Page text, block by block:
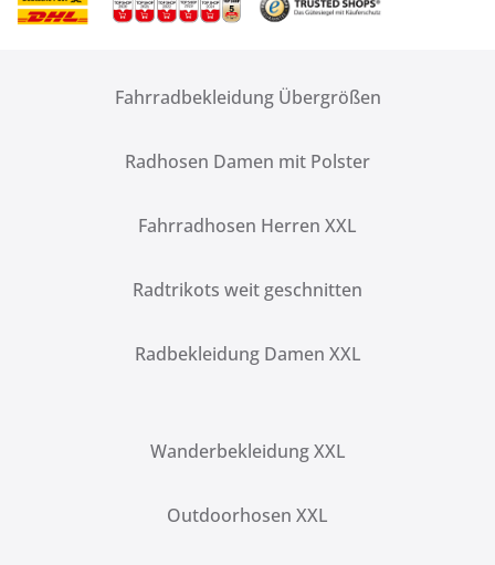
Fahrradbekleidung Übergrößen
Radhosen Damen mit Polster
Fahrradhosen Herren XXL
Radtrikots weit geschnitten
Radbekleidung Damen XXL
Wanderbekleidung XXL
Outdoorhosen XXL